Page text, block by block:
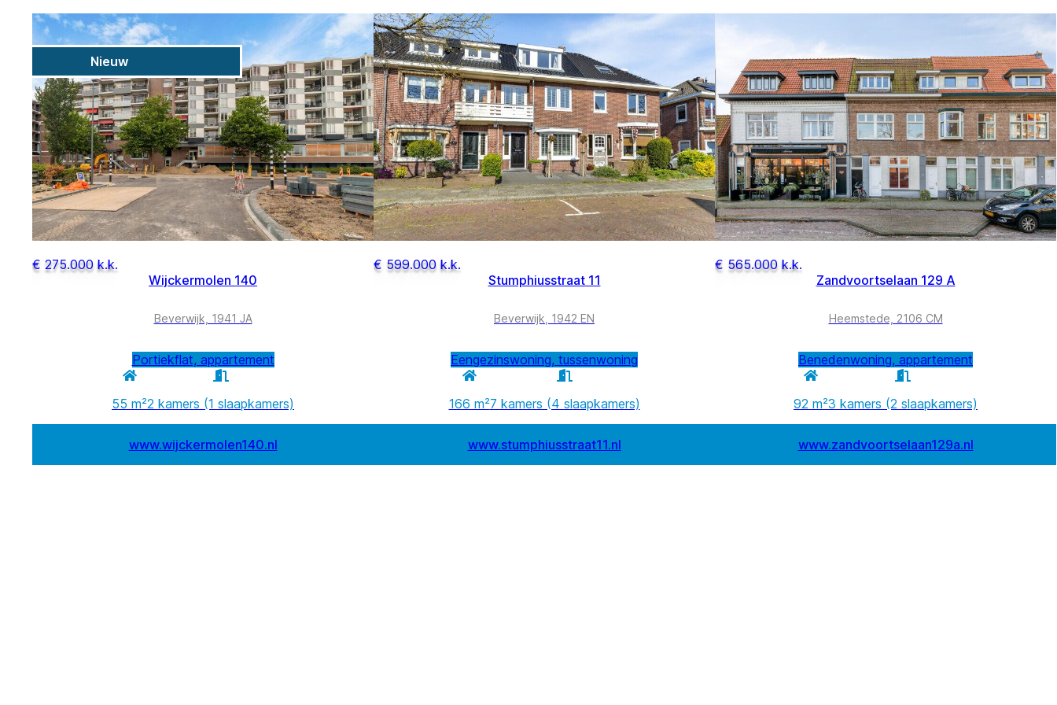
€ 275.000 k.k.
Nieuw
Wijckermolen 140
Beverwijk, 1941 JA
Portiekflat, appartement
55 m²2 kamers (1 slaapkamers)
www.wijckermolen140.nl
€ 599.000 k.k.
Stumphiusstraat 11
Beverwijk, 1942 EN
Eengezinswoning, tussenwoning
166 m²7 kamers (4 slaapkamers)
www.stumphiusstraat11.nl
€ 565.000 k.k.
Zandvoortselaan 129 A
Heemstede, 2106 CM
Benedenwoning, appartement
92 m²3 kamers (2 slaapkamers)
www.zandvoortselaan129a.nl